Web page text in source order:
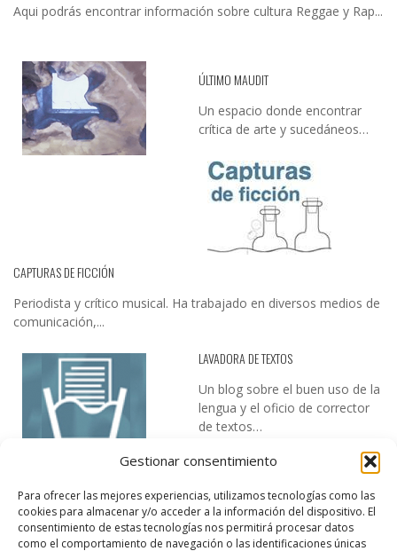
Gestionar consentimiento
Para ofrecer las mejores experiencias, utilizamos tecnologías como las
cookies para almacenar y/o acceder a la información del dispositivo. El
consentimiento de estas tecnologías nos permitirá procesar datos
como el comportamiento de navegación o las identificaciones únicas
Aqui podrás encontrar información sobre cultura Reggae y Rap...
ÚLTIMO MAUDIT
Un espacio donde encontrar
crítica de arte y sucedáneos…
CAPTURAS DE FICCIÓN
Periodista y crítico musical. Ha trabajado en diversos medios de
comunicación,...
LAVADORA DE TEXTOS
Un blog sobre el buen uso de la
lengua y el oficio de corrector
de textos…